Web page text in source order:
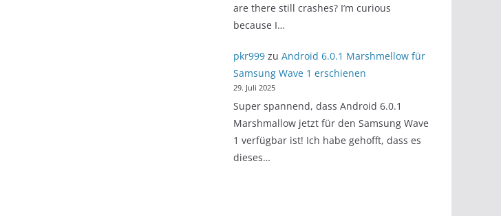
are there still crashes? I’m curious
because I…
pkr999zu Android 6.0.1 Marshmellow für
Samsung Wave 1 erschienen
29. Juli 2025
Super spannend, dass Android 6.0.1
Marshmallow jetzt für den Samsung Wave
1 verfügbar ist! Ich habe gehofft, dass es
dieses…